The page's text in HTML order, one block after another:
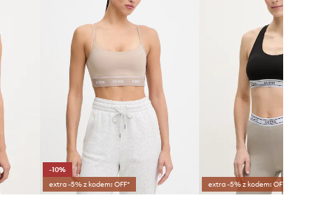
-10%
extra -5% z kodem: OFF*
extra -5% z kodem: OFF*